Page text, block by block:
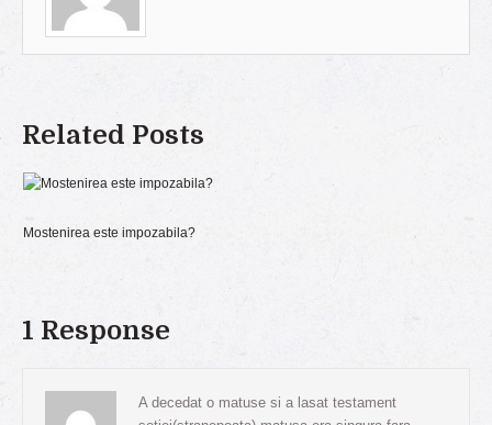
Related Posts
Mostenirea este impozabila?
1 Response
A decedat o matuse si a lasat testament